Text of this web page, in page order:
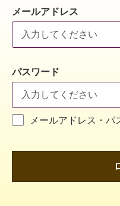
メールアドレス
パスワード
メールアドレス・パ